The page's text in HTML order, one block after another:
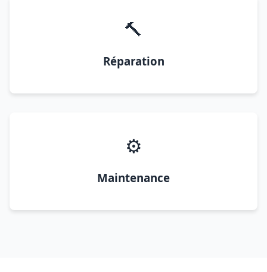
🔨
Réparation
⚙️
Maintenance